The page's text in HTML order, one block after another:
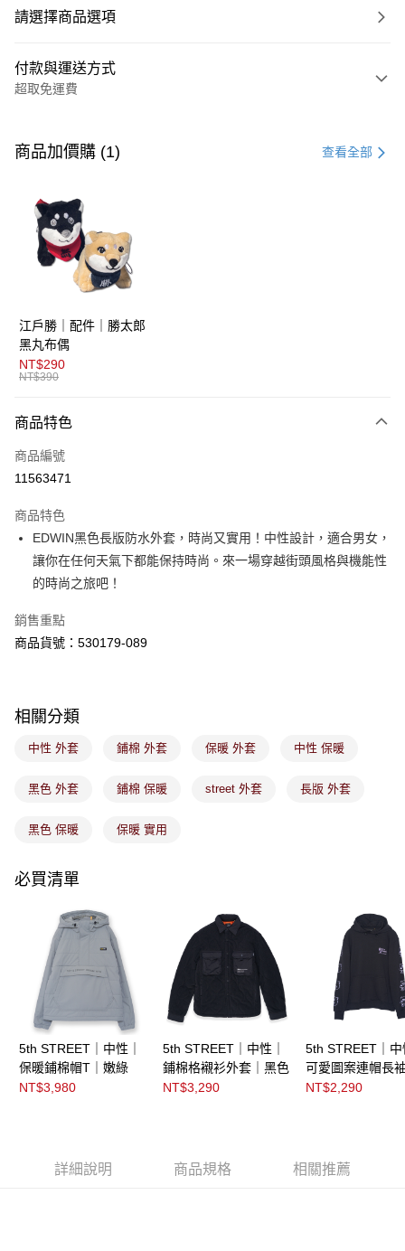
請選擇商品選項
付款與運送方式
超取免運費
信用卡一次付款
LINE Pay
AFTEE先享後付
【關於「AFTEE先享後付」】
便利好安心！
１．簡單：不需註冊會員、不需綁卡、不需儲值。
２．便利：只要手機號碼，簡訊認證，即可結帳。
３．安心：先確認商品／服務後，再付款。
１．於結帳方式選擇「AFTEE先享後付」後，將跳轉至「AFTEE先享後付」
２．訂單成立數日內，您將收到繳費通知簡訊。
３．收到繳費通知簡訊後14天內，點擊此簡訊中的連結，可透過四大超商／
購買商品的店家。未經商家同意取消之訂單仍視為有效，需透過AFTEE先享
後付繳納相關費用。
※ 交易是否成功請以「AFTEE先享後付 」之結帳頁面顯示為準，若有關於
是否繳費成功／繳費後需取消欲退款等相關疑問，請聯繫「AFTEE先享後付
客戶支援中心」https://netprotections.freshdesk.com/support/home
【注意事項】
１．透過由恩沛科技股份有限公司提供之「AFTEE先享後付」服務完成之交
易，需依本服務之必要範圍內提供個人資料，並將交易相關給付款項請求債
３．未成年的使用者請事先徵得法定代理人或監護人之同意方可使用
任。
時審查核予不同之上限額度；若仍有額度不足之情形，本公司將視審查結果
請求用戶進行身份認證。
恩沛科技股份有限公司將有權停止該用戶之使用額度並採取法律行動。
運送方式
全家取貨付款
免運費
免運費
付款後萊爾富取貨
免運費
7-11取貨付款
免運費
宅配
免運費
付款後門市取貨
商品加價購 (1) 查看全部
江戶勝｜配件｜勝太郎
黑丸布偶
NT$290
NT$390
商品特色
商品編號
11563471
商品特色
EDWIN黑色長版防水外套，時尚又實用！中性設計，適合男女，
讓你在任何天氣下都能保持時尚。來一場穿越街頭風格與機能性
的時尚之旅吧！
銷售重點
商品貨號：530179-089
相關分類
中性 外套 鋪棉 外套 保暖 外套 中性 保暖
黑色 外套 鋪棉 保暖 street 外套 長版 外套
黑色 保暖 保暖 實用
必買清單
5th STREET｜中性｜
保暖鋪棉帽T｜嫩綠
NT$3,980
5th STREET｜中性｜
鋪棉格襯衫外套｜黑色
NT$3,290
5th STREET｜中
可愛圖案連帽長
｜黑色
NT$2,290
詳細說明 商品規格 相關推薦